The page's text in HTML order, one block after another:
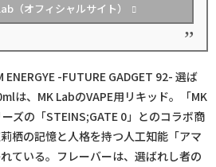
（オフィシャルサイト）
-FUTURE GADGET 92- 選ば
は、MK LabのVAPE用リキッド。「MK
ズの「STEINS;GATE 0」とのコラボ商
栖の記憶と人格を持つ人工知能「アマ
ている。フレーバーは、選ばれし者の